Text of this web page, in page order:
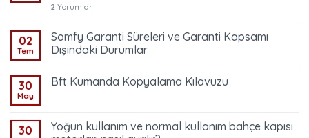
2 Yorumlar
02
Tem
Somfy Garanti Süreleri ve Garanti Kapsamı
Dışındaki Durumlar
30
May
Bft Kumanda Kopyalama Kılavuzu
30
Yoğun kullanım ve normal kullanım bahçe kapısı